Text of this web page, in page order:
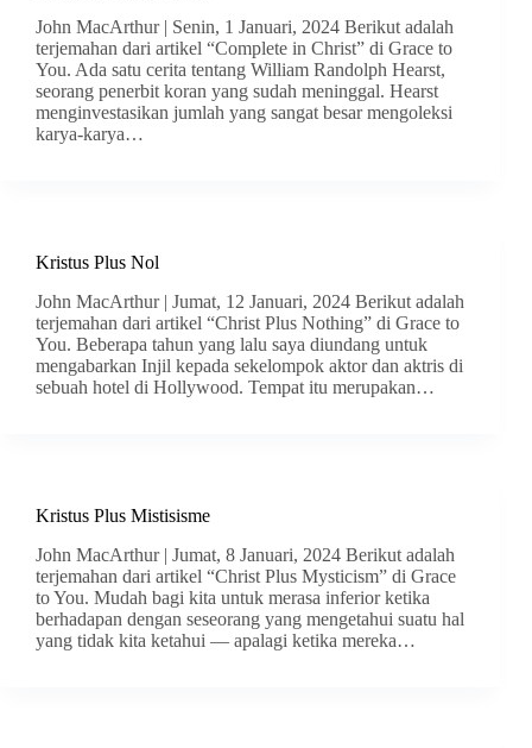
John MacArthur | Senin, 1 Januari, 2024 Berikut adalah
terjemahan dari artikel “Complete in Christ” di Grace to
You. Ada satu cerita tentang William Randolph Hearst,
seorang penerbit koran yang sudah meninggal. Hearst
menginvestasikan jumlah yang sangat besar mengoleksi
karya-karya…
Kristus Plus Nol
John MacArthur | Jumat, 12 Januari, 2024 Berikut adalah
terjemahan dari artikel “Christ Plus Nothing” di Grace to
You. Beberapa tahun yang lalu saya diundang untuk
mengabarkan Injil kepada sekelompok aktor dan aktris di
sebuah hotel di Hollywood. Tempat itu merupakan…
Kristus Plus Mistisisme
John MacArthur | Jumat, 8 Januari, 2024 Berikut adalah
terjemahan dari artikel “Christ Plus Mysticism” di Grace
to You. Mudah bagi kita untuk merasa inferior ketika
berhadapan dengan seseorang yang mengetahui suatu hal
yang tidak kita ketahui — apalagi ketika mereka…